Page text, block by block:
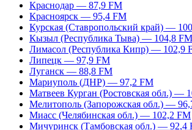
Краснодар — 87,9 FM
Красноярск — 95,4 FM
Курская (Ставропольский край) —
Кызыл (Республика Тыва) — 104,8 FM
Лимасол (Республика Кипр) — 102,9
Липецк — 97,9 FM
Луганск — 88,8 FM
Мариуполь (ДНР) — 97,2 FM
Матвеев Курган (Ростовская обл.) —
Мелитополь (Запорожская обл.) —
Миасс (Челябинская обл.) — 102,2 FM
Мичуринск (Тамбовская обл.) — 92,4